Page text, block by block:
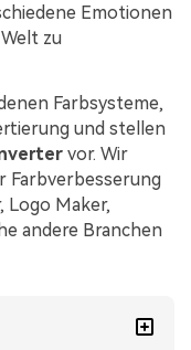
Emotionen
zu
Farbsysteme,
und stellen
vor. Wir
Farbverbesserung
Logo Maker,
andere Branchen